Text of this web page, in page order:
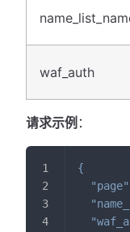
waf_auth
请求示例 ：
{
"page"